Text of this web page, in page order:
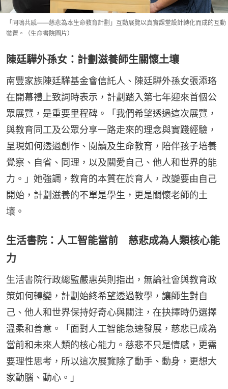
「同鳴共感——慈悲為本生命教育計劃」互動展覽以真實課堂設計轉化而成的互動
裝置。（生命書院圖片）
陳廷驊外孫女：計劃滋養師生關懷土壤
南豐家族陳廷驊基金會信託人、陳廷驊外孫女張添珞
在開幕禮上致詞時表示，計劃踏入第七年迎來首個公
眾展覽，是重要里程碑。「我們希望透過這次展覽，
與教育同工及公眾分享一路走來的理念與實踐經驗，
呈現如何透過創作、閱讀及生命教育，陪伴孩子培養
覺察、自省、同理，以及關愛自己、他人和世界的能
力。」她強調，教育的本質在於育人，改變要由自己
開始，計劃滋養的不單是學生，更是關懷老師的土
壤。
生活書院：人工智能當前 慈悲成為人類核心能
力
生活書院行政總監嚴惠英則指出，無論社會與教育政
策如何轉變，計劃始終希望透過教學，讓師生對自
己、他人和世界保持好奇心與關注，在抉擇時仍選擇
溫柔和善意。「面對人工智能急速發展，慈悲已成為
當前和未來人類的核心能力。慈悲不只是情感，更需
要理性思考，所以這次展覽除了動手、動身，更想大
家動腦、動心。」